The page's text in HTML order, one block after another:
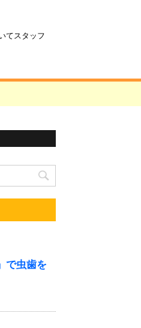
てスタッフ
で虫歯を